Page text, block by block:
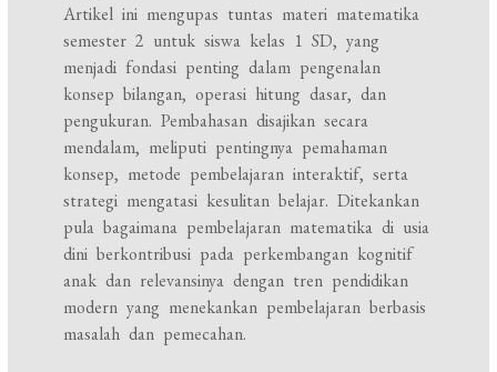
Artikel ini mengupas tuntas materi matematika
semester 2 untuk siswa kelas 1 SD, yang
menjadi fondasi penting dalam pengenalan
konsep bilangan, operasi hitung dasar, dan
pengukuran. Pembahasan disajikan secara
mendalam, meliputi pentingnya pemahaman
konsep, metode pembelajaran interaktif, serta
strategi mengatasi kesulitan belajar. Ditekankan
pula bagaimana pembelajaran matematika di usia
dini berkontribusi pada perkembangan kognitif
anak dan relevansinya dengan tren pendidikan
modern yang menekankan pembelajaran berbasis
masalah dan pemecahan.